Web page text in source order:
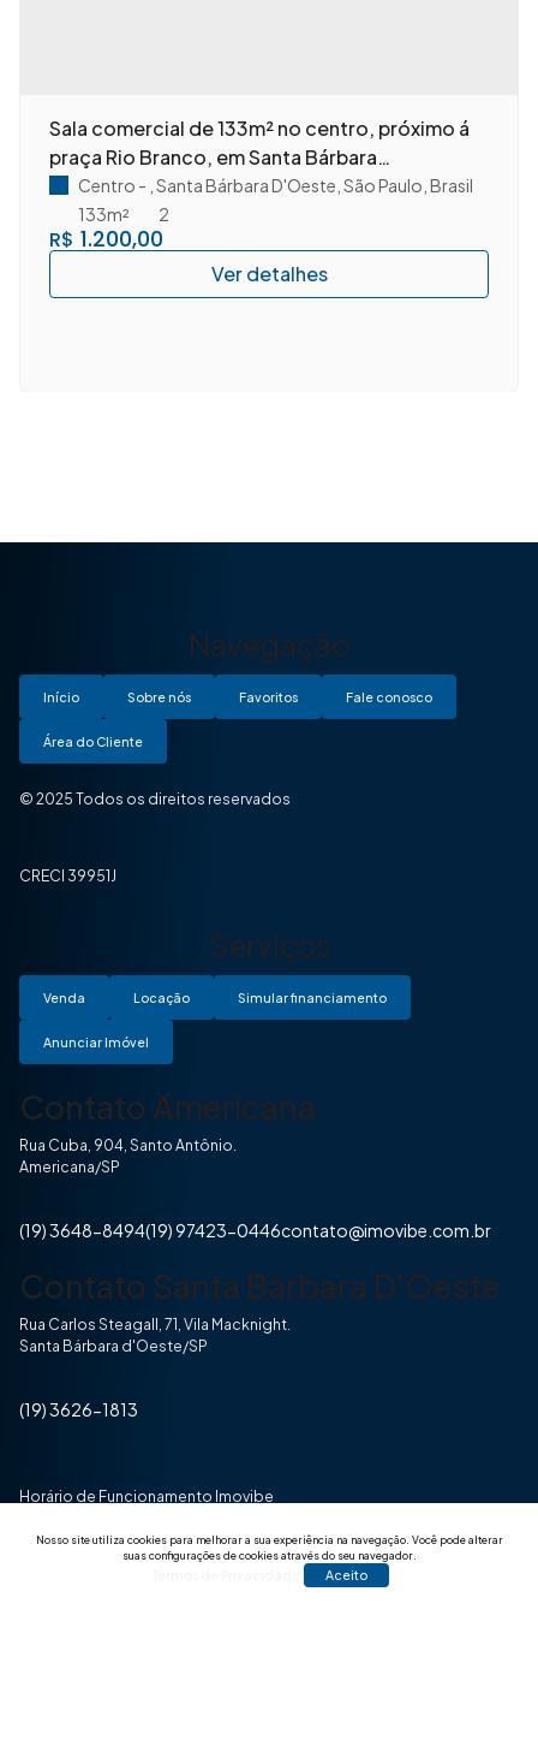
Nosso site utiliza cookies para melhorar a sua experiência na navegação. Você pode alterar
suas configurações de cookies através do seu navegador.
Aceito
Sala comercial de 133m² no centro, próximo á
praça Rio Branco, em Santa Bárbara
D'Oeste/SP.
R$ 1.200,00
Centro Santa Bárbara D'Oeste São Paulo Brasil
2
133m²
Navegação
Início Sobre nós Favoritos Fale conosco
Área do Cliente
© 2025 Todos os direitos reservados
CRECI 39951J
Serviços
Venda Locação Simular financiamento
Anunciar Imóvel
Contato Americana
Rua Cuba, 904, Santo Antônio.
Americana/SP
(19) 3648-8494(19) 97423-0446contato@imovibe.com.br
Contato Santa Bárbara D'Oeste
Rua Carlos Steagall, 71, Vila Macknight.
Santa Bárbara d'Oeste/SP
(19) 3626-1813
Horário de Funcionamento Imovibe
Seg a Sexta das 8hrs às 17h30min